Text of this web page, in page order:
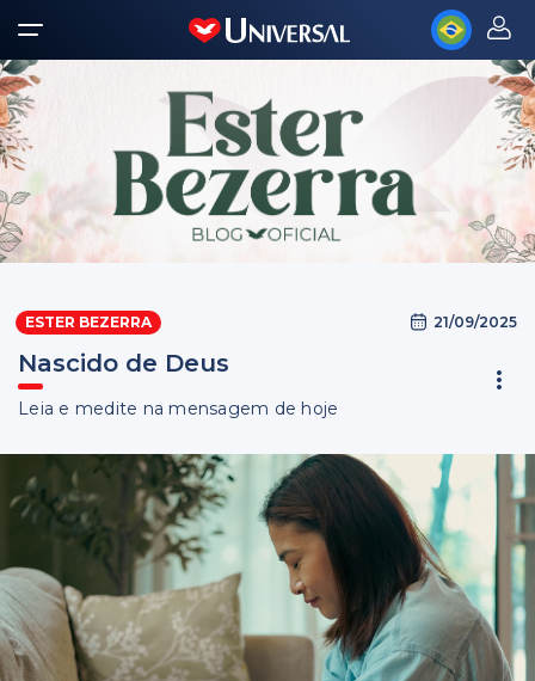
ESTER BEZERRA 21/09/2025
Nascido de Deus
Leia e medite na mensagem de hoje